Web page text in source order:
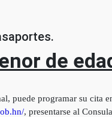
de
puede programar su cita
, presentarse al